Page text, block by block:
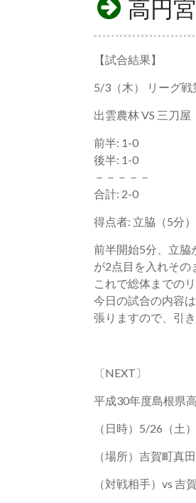
高円
【試合結果】
5/3（木） リーグ戦
出雲農林 VS 三刀屋
前半: 1-0
後半: 1-0
－－－－－
合計: 2-0
得点者: 立脇（5分
前半開始5分、立脇
が2点目を入れその
これで総体までの
今日の試合の内容
張りますので、引
〔NEXT〕
平成30年度島根県
（日時）5/26（土
（場所）吉賀町真
（対戦相手）vs 吉賀